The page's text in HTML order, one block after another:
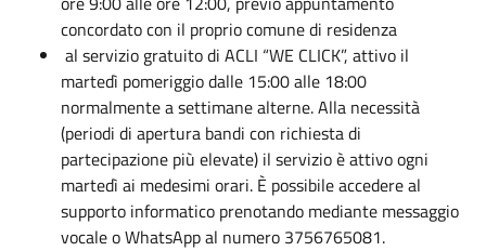
concordato con il proprio comune di residenza
al servizio gratuito di ACLI “WE CLICK”, attivo il
martedì pomeriggio dalle 15:00 alle 18:00
normalmente a settimane alterne. Alla necessità
(periodi di apertura bandi con richiesta di
partecipazione più elevate) il servizio è attivo ogni
martedì ai medesimi orari. È possibile accedere al
supporto informatico prenotando mediante messaggio
vocale o WhatsApp al numero 3756765081.